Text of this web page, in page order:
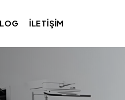
İLETIŞIM